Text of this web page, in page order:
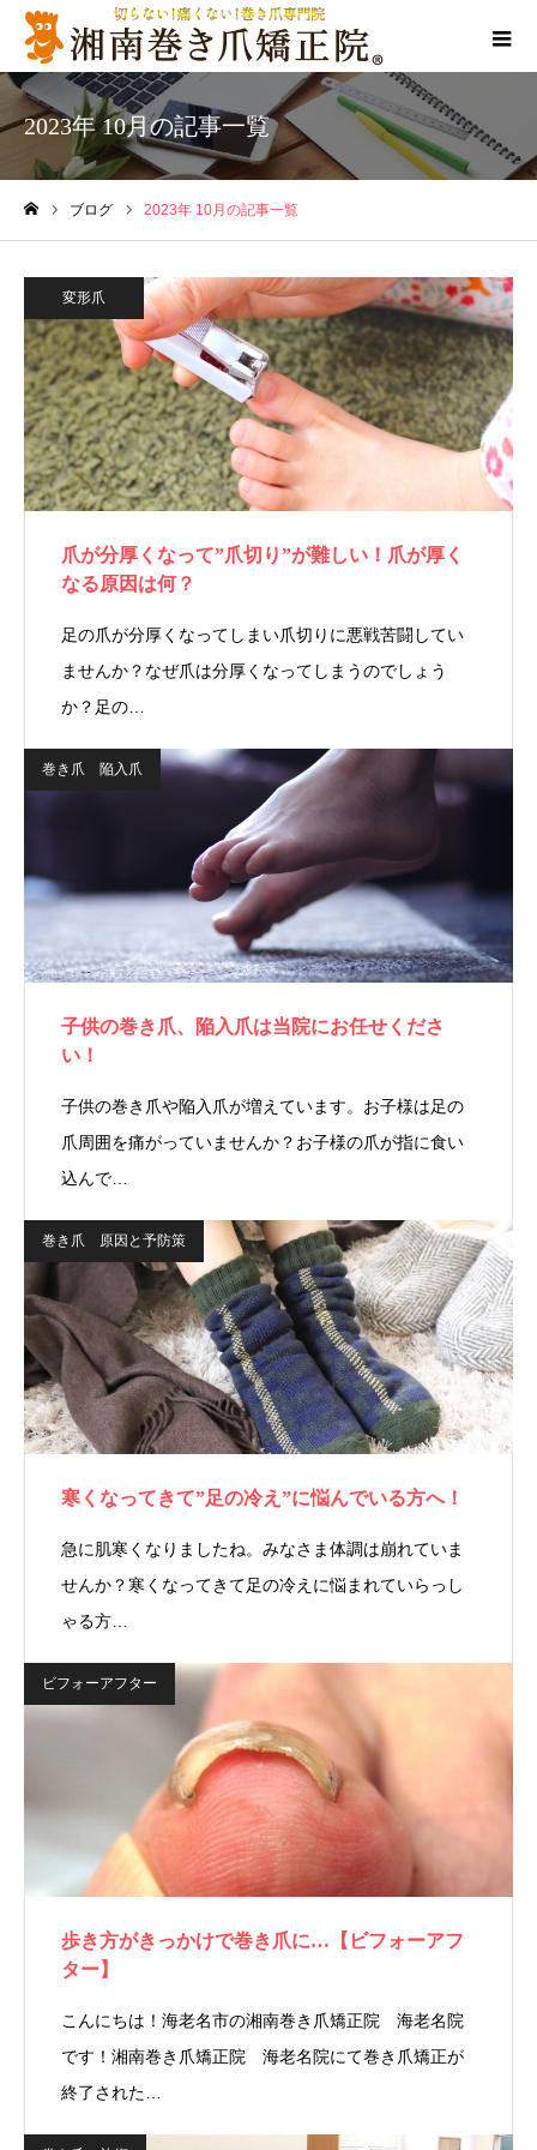
2023年 10月の記事一覧
ブログ 2023年 10月の記事一覧
変形爪
爪が分厚くなって”爪切り”が難しい！爪が厚く
なる原因は何？
足の爪が分厚くなってしまい爪切りに悪戦苦闘してい
ませんか？なぜ爪は分厚くなってしまうのでしょう
か？足の…
巻き爪 陥入爪
子供の巻き爪、陥入爪は当院にお任せくださ
い！
子供の巻き爪や陥入爪が増えています。お子様は足の
爪周囲を痛がっていませんか？お子様の爪が指に食い
込んで…
巻き爪 原因と予防策
寒くなってきて”足の冷え”に悩んでいる方へ！
急に肌寒くなりましたね。みなさま体調は崩れていま
せんか？寒くなってきて足の冷えに悩まれていらっし
ゃる方…
ビフォーアフター
歩き方がきっかけで巻き爪に…【ビフォーアフ
ター】
こんにちは！海老名市の湘南巻き爪矯正院 海老名院
です！湘南巻き爪矯正院 海老名院にて巻き爪矯正が
終了された…